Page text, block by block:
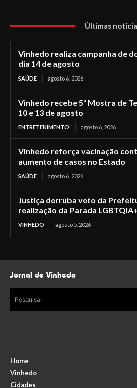
Últimas
Vinhedo realiza campanha de
dia 14 de agosto
SAÚDE agosto 6, 2026
Vinhedo recebe 5ª Mostra de
10 e 13 de agosto
ENTRETENIMENTO agosto 6, 2026
Vinhedo reforça vacinação
aumento de casos no Estado
SAÚDE agosto 6, 2026
Justiça derruba veto da
realização da Parada
VINHEDO agosto 5, 2026
Jornal de Vinhedo
Pesquisar
Home
Vinhedo
Cidades